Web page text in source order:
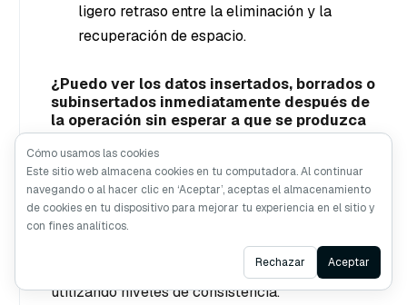
ligero retraso entre la eliminación y la
recuperación de espacio.
¿Puedo ver los datos insertados, borrados o
subinsertados inmediatamente después de
la operación sin esperar a que se produzca
una descarga?
Sí, en Milvus, la visibilidad de los datos no está
directamente ligada a las operaciones de
vaciado debido a su arquitectura de
desagregación almacenamiento-ordenador.
Puede gestionar la legibilidad de los datos
utilizando niveles de consistencia.
Ask AI
Cómo usamos las cookies
Este sitio web almacena cookies en tu computadora. Al continuar
navegando o al hacer clic en ‘Aceptar’, aceptas el almacenamiento
de cookies en tu dispositivo para mejorar tu experiencia en el sitio y
con fines analíticos.
Rechazar Aceptar